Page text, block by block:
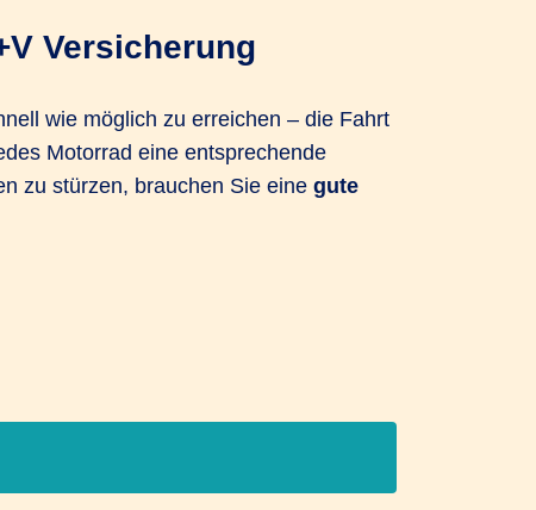
Versicherung
wie möglich zu erreichen – die Fahrt
Motorrad eine entsprechende
zu stürzen, brauchen Sie einegute